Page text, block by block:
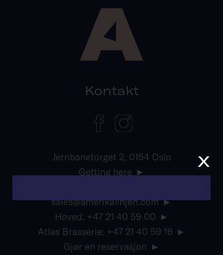
Kontakt
Jernbanetorget 2, 0154 Oslo
Getting here
sales@amerikalinjen.com
Hoved: +47 21 40 59 00
Atlas Brasserie: +47 21 40 59 16
Gjør en reservasjon
x